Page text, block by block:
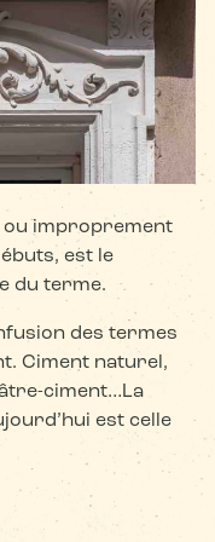
ou improprement
est le
du terme.
des termes
Ciment naturel,
ciment…La
est celle